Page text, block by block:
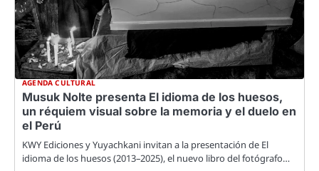
AGENDA CULTURAL
Musuk Nolte presenta El idioma de los huesos,
un réquiem visual sobre la memoria y el duelo en
el Perú
KWY Ediciones y Yuyachkani invitan a la presentación de El
idioma de los huesos (2013–2025), el nuevo libro del fotógrafo…